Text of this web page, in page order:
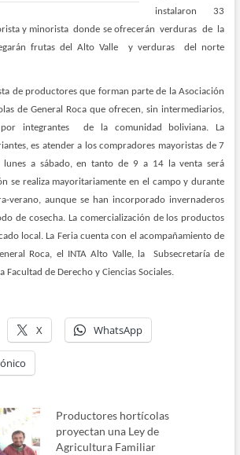
instalaron 33
y minorista donde se ofrecerán verduras de la
frutas del Alto Valle y verduras del norte
de productores que forman parte de la Asociación
de General Roca que ofrecen, sin intermediarios,
por integrantes de la comunidad boliviana. La
es atender a los compradores mayoristas de 7
a sábado, en tanto de 9 a 14 la venta será
se realiza mayoritariamente en el campo y durante
verano, aunque se han incorporado invernaderos
de cosecha. La comercialización de los productos
local. La Feria cuenta con el acompañamiento de
Roca, el INTA Alto Valle, la Subsecretaría de
de Derecho y Ciencias Sociales.
X WhatsApp
Productores hortícolas
proyectan una Ley de
Agricultura Familiar